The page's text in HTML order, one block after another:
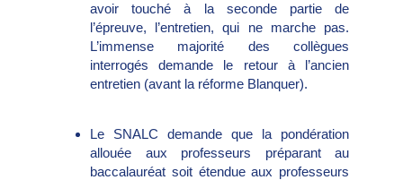
avoir touché à la seconde partie de
l’épreuve, l’entretien, qui ne marche pas.
L’immense majorité des collègues
interrogés demande le retour à l’ancien
entretien (avant la réforme Blanquer).
Le SNALC demande que la pondération
allouée aux professeurs préparant au
baccalauréat soit étendue aux professeurs